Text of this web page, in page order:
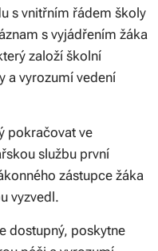
s vnitřním řádem školy
s vyjádřením žáka
založí školní
a vyrozumí vedení
pokračovat ve
službu první
zástupce žáka
vyzvedl.
dostupný, poskytne